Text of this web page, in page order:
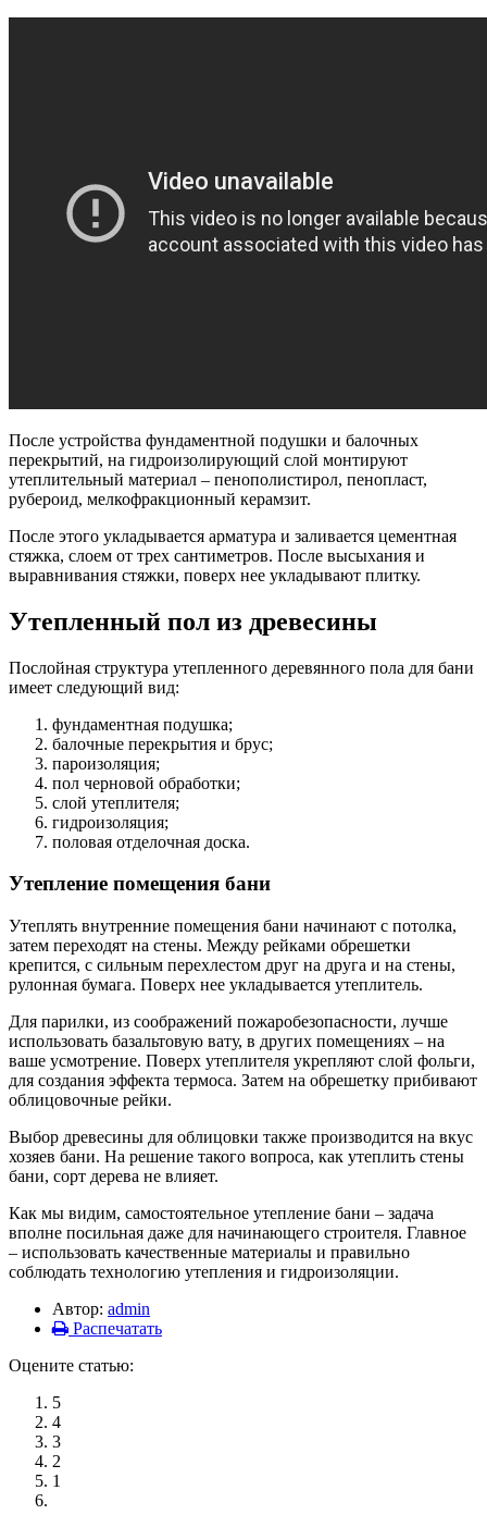
После устройства фундаментной подушки и балочных
перекрытий, на гидроизолирующий слой монтируют
утеплительный материал – пенополистирол, пенопласт,
рубероид, мелкофракционный керамзит.
После этого укладывается арматура и заливается цементная
стяжка, слоем от трех сантиметров. После высыхания и
выравнивания стяжки, поверх нее укладывают плитку.
Утепленный пол из древесины
Послойная структура утепленного деревянного пола для бани
имеет следующий вид:
фундаментная подушка;
балочные перекрытия и брус;
пароизоляция;
пол черновой обработки;
слой утеплителя;
гидроизоляция;
половая отделочная доска.
Утепление помещения бани
Утеплять внутренние помещения бани начинают с потолка,
затем переходят на стены. Между рейками обрешетки
крепится, с сильным перехлестом друг на друга и на стены,
рулонная бумага. Поверх нее укладывается утеплитель.
Для парилки, из соображений пожаробезопасности, лучше
использовать базальтовую вату, в других помещениях – на
ваше усмотрение. Поверх утеплителя укрепляют слой фольги,
для создания эффекта термоса. Затем на обрешетку прибивают
облицовочные рейки.
Выбор древесины для облицовки также производится на вкус
хозяев бани. На решение такого вопроса, как утеплить стены
бани, сорт дерева не влияет.
Как мы видим, самостоятельное утепление бани – задача
вполне посильная даже для начинающего строителя. Главное
– использовать качественные материалы и правильно
соблюдать технологию утепления и гидроизоляции.
Автор: admin
Распечатать
Оцените статью:
5
4
3
2
1